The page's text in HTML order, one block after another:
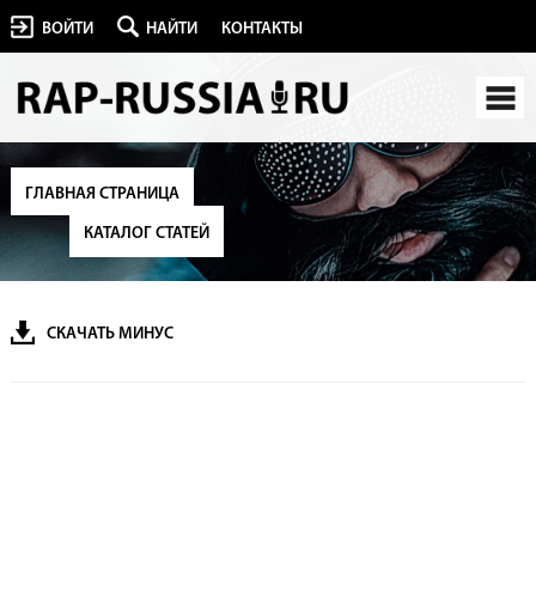
ВОЙТИ НАЙТИ КОНТАКТЫ
ГЛАВНАЯ СТРАНИЦА
КАТАЛОГ СТАТЕЙ
СКАЧАТЬ МИНУС